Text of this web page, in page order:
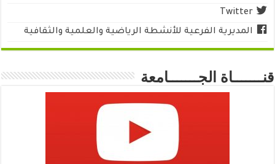
Twitter
المديرية الفرعية للأنشطة الرياضية والعلمية والثقافية
قنـــــــاة الجـــــــامعة